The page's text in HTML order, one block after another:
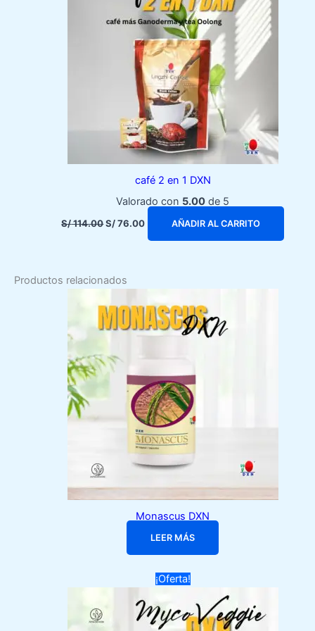
café 2 en 1 DXN
Valorado con 5.00 de 5
S/114.00El
S/76.00El
actual
AÑADIR AL CARRITO
Productos relacionados
Monascus DXN
LEER MÁS
¡Oferta!